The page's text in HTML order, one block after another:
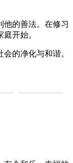
他的善法。在修习
开始。
的净化与和谐。